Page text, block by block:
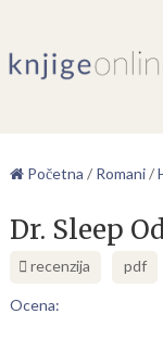
Početna / Romani/
Dr. Sleep
recenzija pdf
Ocena: